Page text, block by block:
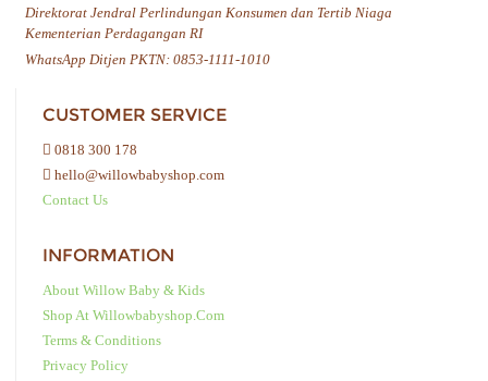
Direktorat Jendral Perlindungan Konsumen dan Tertib Niaga
Kementerian Perdagangan RI
WhatsApp Ditjen PKTN: 0853-1111-1010
CUSTOMER SERVICE
0818 300 178
hello@willowbabyshop.com
Contact Us
INFORMATION
About Willow Baby & Kids
Shop At Willowbabyshop.com
Terms & Conditions
Privacy Policy